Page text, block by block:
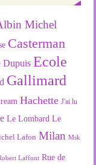
Michel
Casterman
Dupuis Ecole
Gallimard
Hachette J'ai lu
Le Lombard Le
Lafon Milan Msk
Laffont Rue de